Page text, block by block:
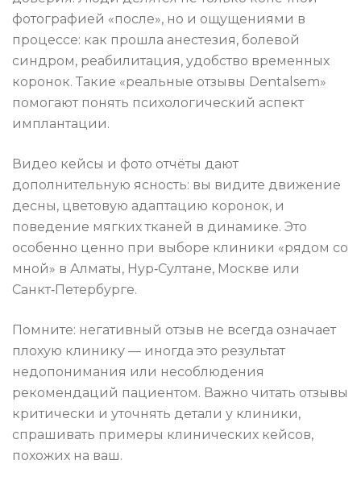
фотографией «после», но и ощущениями в
процессе: как прошла анестезия, болевой
синдром, реабилитация, удобство временных
коронок. Такие «реальные отзывы Dentalsem»
помогают понять психологический аспект
имплантации.
Видео кейсы и фото отчёты дают
дополнительную ясность: вы видите движение
десны, цветовую адаптацию коронок, и
поведение мягких тканей в динамике. Это
особенно ценно при выборе клиники «рядом со
мной» в Алматы, Нур‑Султане, Москве или
Санкт‑Петербурге.
Помните: негативный отзыв не всегда означает
плохую клинику — иногда это результат
недопонимания или несоблюдения
рекомендаций пациентом. Важно читать отзывы
критически и уточнять детали у клиники,
спрашивать примеры клинических кейсов,
похожих на ваш.